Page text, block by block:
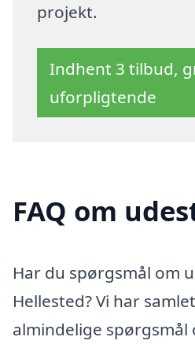
projekt.
Indhent 3 tilbud,
uforpligtende
FAQ om
Har du spørgsmål om
Hellested? Vi har
almindelige spørgsmål